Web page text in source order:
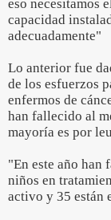
eso necesitamos
capacidad
adecuadamente"
Lo anterior fue
de los esfuerzos
enfermos de
han fallecido al
mayoría es por
"En este año han
niños en
activo y 35 están